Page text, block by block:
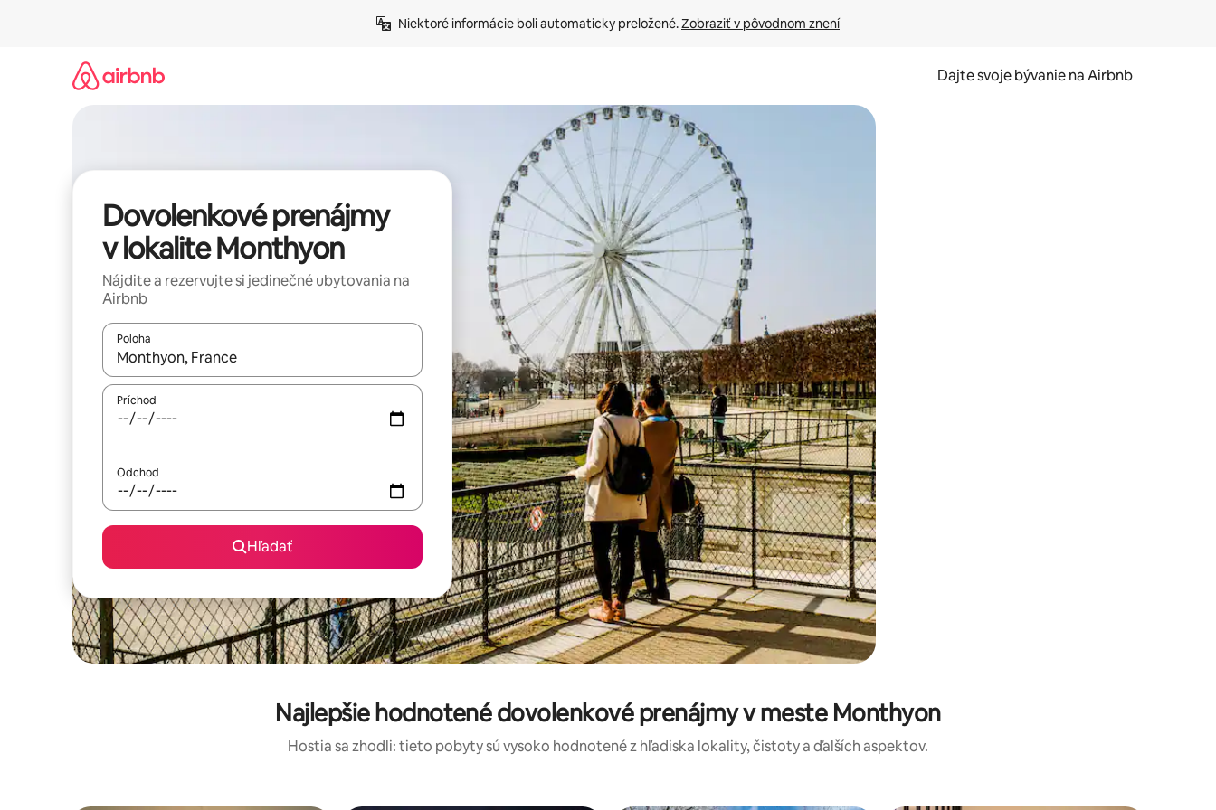
Niektoré informácie boli automaticky preložené. Zobraziť v pôvodnom znení
Dajte svoje bývanie na Airbnb
Dovolenkové prenájmy
v lokalite Monthyon
Nájdite a rezervujte si jedinečné ubytovania na
Airbnb
Poloha
Keď budú výsledky k dispozícii, môžete si ich prechádzať pomocou klávesov so šípkami nahor a nadol alebo ich preskúmať pomocou dotykových gest či potiahnutia prstom.
Príchod
Odchod
Hľadať
Najlepšie hodnotené dovolenkové prenájmy v meste Monthyon
Hostia sa zhodli: tieto pobyty sú vysoko hodnotené z hľadiska lokality, čistoty a ďalších aspektov.